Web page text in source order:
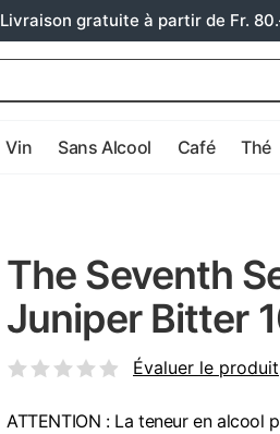
Livraison gratuite à partir de Fr.
Vin Sans Alcool Café Thé
The Seventh
Juniper Bitter
Évaluer le produit
ATTENTION : La teneur en